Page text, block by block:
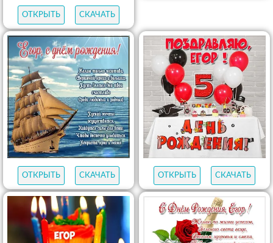
ОТКРЫТЬ СКАЧАТЬ
ОТКРЫТЬ СКАЧАТЬ ОТКРЫТЬ СКАЧАТЬ